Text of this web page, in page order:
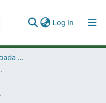
Log In (current)
1. Investigación Financiada con Recursos Públicos
salud humana